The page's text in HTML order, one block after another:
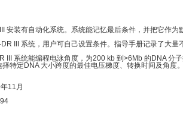
安装有自动化系统。系统能记忆最后条件，并把它作
III 系统，用户可自己设置条件。指导手册记录了大量
III 系统能编程电泳角度，为200 kb 到>6Mb 的DNA 分
特定DNA 大小跨度的最佳电压梯度、转换时间及角
11月